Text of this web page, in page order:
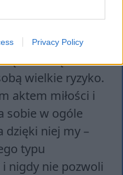
Privacy Policy
bohaterowie to
się dla
wielkie ryzyko.
aktem miłości i
sobie w ogóle
dzięki niej my –
typu
nigdy nie pozwoli